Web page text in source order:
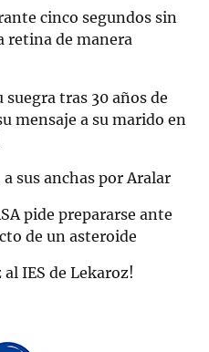
cinco segundos sin
retina de manera
suegra tras 30 años de
mensaje a su marido en
sus anchas por Aralar
pide prepararse ante
de un asteroide
al IES de Lekaroz!